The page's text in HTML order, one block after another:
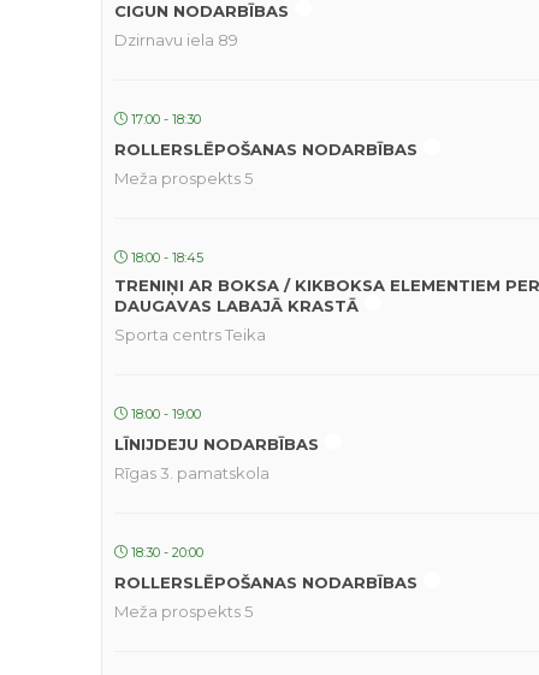
CIGUN NODARBĪBAS
Dzirnavu iela 89
17:00 - 18:30
ROLLERSLĒPOŠANAS NODARBĪBAS
Meža prospekts 5
18:00 - 18:45
TRENIŅI AR BOKSA / KIKBOKSA ELEMENTIEM
DAUGAVAS LABAJĀ KRASTĀ
Sporta centrs Teika
18:00 - 19:00
LĪNIJDEJU NODARBĪBAS
Rīgas 3. pamatskola
18:30 - 20:00
ROLLERSLĒPOŠANAS NODARBĪBAS
Meža prospekts 5